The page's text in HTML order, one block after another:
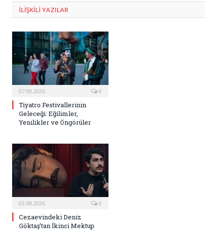
ILIŞKILI YAZILAR
07.08.2026 0
Tiyatro Festivallerinin
Geleceği: Eğilimler,
Yenilikler ve Öngörüler
03.08.2026 0
Cezaevindeki Deniz
Göktaş’tan İkinci Mektup